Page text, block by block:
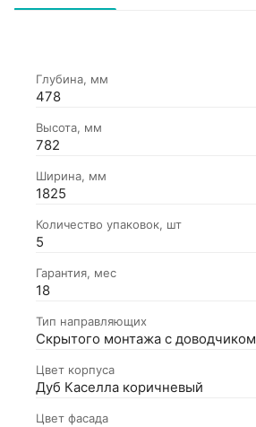
Глубина, мм
478
Высота, мм
782
Ширина, мм
1825
Количество упаковок, шт
5
Гарантия, мес
18
Тип направляющих
Скрытого монтажа с доводчиком
Цвет корпуса
Дуб Каселла коричневый
Цвет фасада